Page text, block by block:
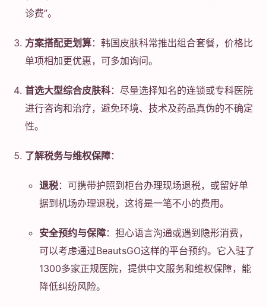
诊费”。
方案搭配更划算：韩国皮肤科常推出组合套餐，价格比
单项相加更优惠，可多加询问。
首选大型综合皮肤科：尽量选择知名的连锁或专科医院
进行咨询和治疗，避免环境、技术及药品真伪的不确定
性。
了解税务与维权保障：
退税：可携带护照到柜台办理现场退税，或留好单
据到机场办理退税，这将是一笔不小的费用。
安全预约与保障：担心语言沟通或遇到隐形消费，
可以考虑通过BeautsGO这样的平台预约。它入驻了
1300多家正规医院，提供中文服务和维权保障，能
降低纠纷风险。